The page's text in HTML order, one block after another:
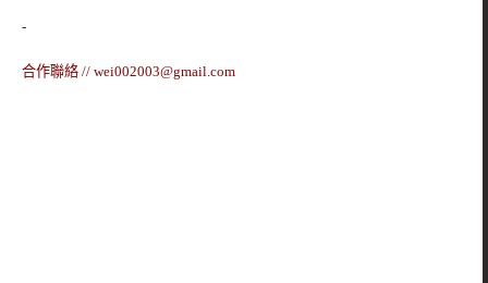
-
合作聯絡 // wei002003@gmail.com